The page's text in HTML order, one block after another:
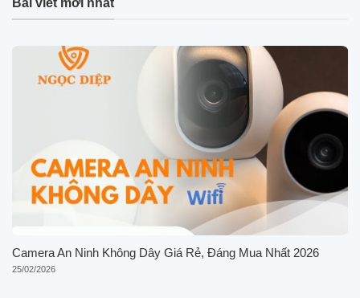
Camera An Ninh Không Dây Giá Rẻ, Đáng Mua Nhất 2026
25/02/2026